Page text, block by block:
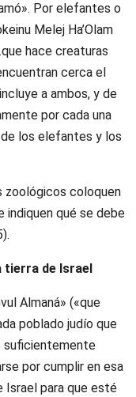
Por elefantes o
Melej Ha’Olam
hace creaturas
cerca el
a ambos, y de
por cada una
los elefantes y los
zoológicos coloquen
indiquen qué se debe
tierra de Israel
Almaná» («que
poblado judío que
suficientemente
por cumplir en esa
Israel para que esté